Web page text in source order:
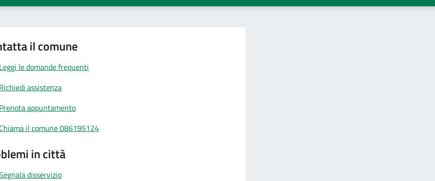
il comune
Leggi le domande frequenti
Richiedi assistenza
Prenota appuntamento
Chiama il comune 086195124
in città
disservizio